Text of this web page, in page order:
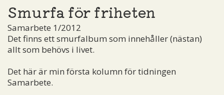
Smurfa för friheten
Samarbete 1/2012
Det finns ett smurfalbum som innehåller (nästan)
allt som behövs i livet.
Det här är min första kolumn för tidningen
Samarbete.